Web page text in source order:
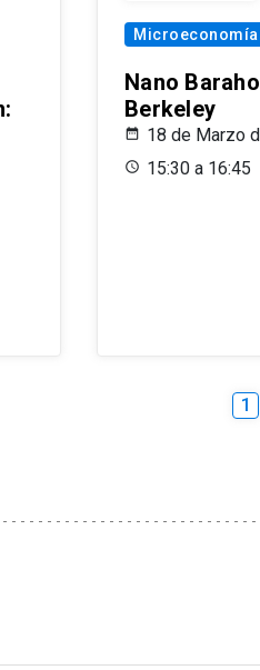
Nano
Berkeley
18 de Marzo
15:30 a 16:45
1